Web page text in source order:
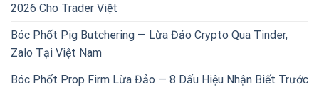
2026 Cho Trader Việt
Bóc Phốt Pig Butchering — Lừa Đảo Crypto Qua Tinder,
Zalo Tại Việt Nam
Bóc Phốt Prop Firm Lừa Đảo — 8 Dấu Hiệu Nhận Biết Trước